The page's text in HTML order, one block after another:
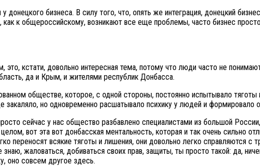
бизнеса. В силу того, что, опять же интеграция, донецкий
как к общероссийскому, возникают все еще проблемы, часто бизнес
кстати, довольно интересная тема, потому что люди часто не
да и Крым, и жителями республик Донбасса.
обществе, которое, с одной стороны, постоянно испытывало
но одновременно расшатывало психику у людей и формировало
сейчас у нас общество разбавлено специалистами из большой
вот эта вот донбасская ментальность, которая и так очень сильно
переносят всякие тяготы и лишения, они довольно легко справляются с
жаловаться, добиваться своих прав, защиты, ты просто такой: да,
оно совсем другое здесь.